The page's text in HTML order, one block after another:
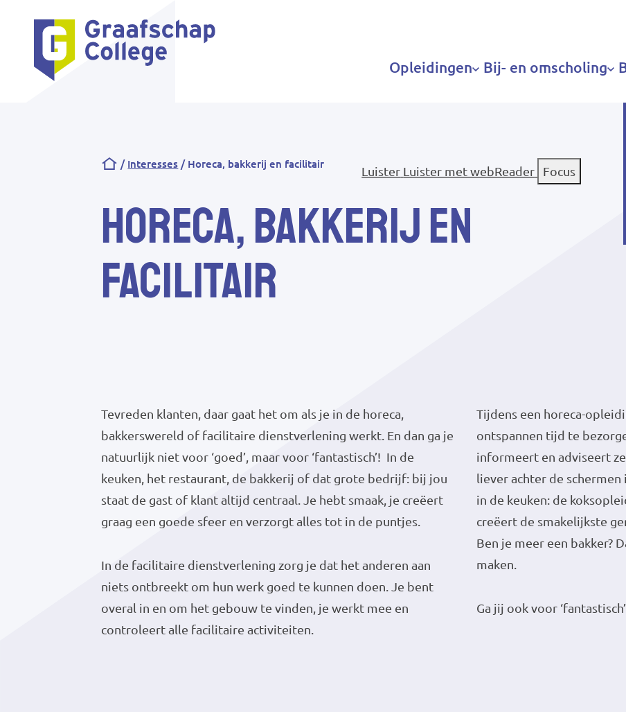
Hoofdnavigatie
Opleidingen Bij- en omscholing
Luister Luister met webReader Focus
Kruimelpad
Interesses Horeca, bakkerij en facilitair
Horeca, bakkerij en
facilitair
Tevreden klanten, daar gaat het om als je in de horeca,
bakkerswereld of facilitaire dienstverlening werkt. En dan ga je
natuurlijk niet voor ‘goed’, maar voor ‘fantastisch’! In de
keuken, het restaurant, de bakkerij of dat grote bedrijf: bij jou
staat de gast of klant altijd centraal. Je hebt smaak, je creëert
graag een goede sfeer en verzorgt alles tot in de puntjes.
In de facilitaire dienstverlening zorg je dat het anderen aan
niets ontbreekt om hun werk goed te kunnen doen. Je bent
overal in en om het gebouw te vinden, je werkt mee en
controleert alle facilitaire activiteiten.
Tijdens een horeca-
ontspannen tijd te
informeert en adviseert
liever achter de schermen
in de keuken: de
creëert de smakelijkste
Ben je meer een bakker?
maken.
Ga jij ook voor